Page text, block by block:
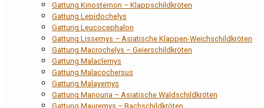
Gattung Kinosternon – Klappschildkröten
Gattung Lepidochelys
Gattung Leucocephalon
Gattung Lissemys – Asiatische Klappen-Weichschildkröten
Gattung Macrochelys – Geierschildkröten
Gattung Malaclemys
Gattung Malacochersus
Gattung Malayemys
Gattung Manouria – Asiatische Waldschildkröten
Gattung Mauremys – Bachschildkröten